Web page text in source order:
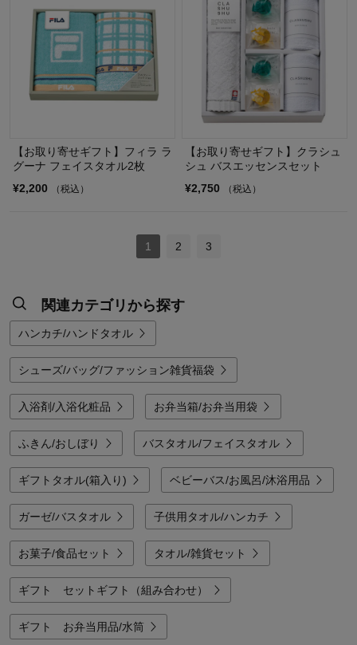
【お取り寄せギフト】フィラ ラ
グーナ フェイスタオル2枚
¥2,200
（税込）
【お取り寄せギフト】クラシュ
シュ バスエッセンスセット
¥2,750
（税込）
1 2 3
関連カテゴリから探す
ハンカチ/ハンドタオル
シューズ/バッグ/ファッション雑貨福袋
入浴剤/入浴化粧品 お弁当箱/お弁当用袋
ふきん/おしぼり バスタオル/フェイスタオル
ギフトタオル(箱入り) ベビーバス/お風呂/沐浴用品
ガーゼ/バスタオル 子供用タオル/ハンカチ
お菓子/食品セット タオル/雑貨セット
ギフト セットギフト（組み合わせ）
ギフト お弁当用品/水筒